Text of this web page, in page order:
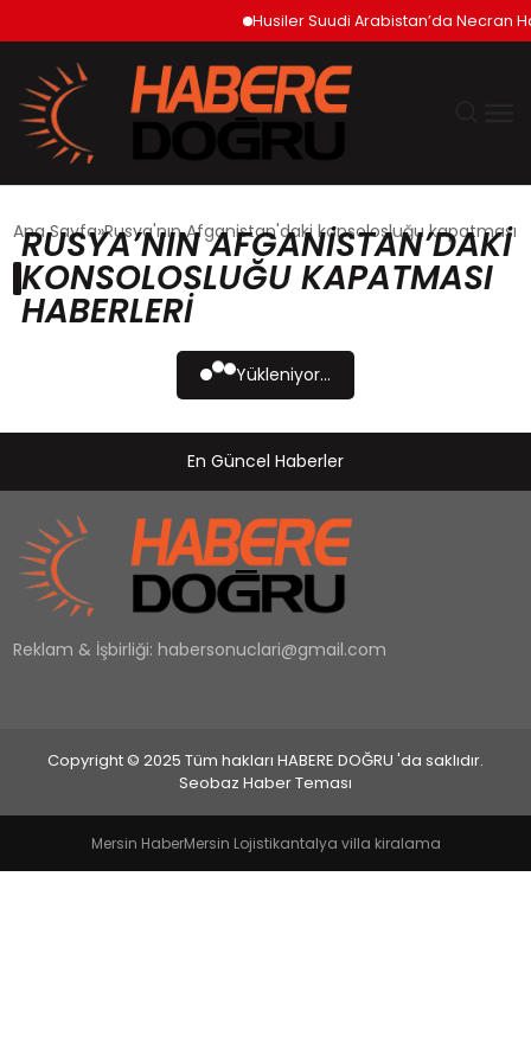
Husiler Suudi Arabistan’da Necran
EKONOMİ
SPOR
EĞİTİM
MAGAZİN
Ana Sayfa Rusya'nın Afganistan'daki konsolosluğu kapatması
RUSYA’NIN AFGANISTAN’DAKI
KONSOLOSLUĞU KAPATMASI
HABERLERI
Yükleniyor...
En Güncel Haberler
Reklam & İşbirliği: habersonuclari@gmail.com
Copyright © 2025 Tüm hakları HABERE DOĞRU 'da saklıdır.
Seobaz Haber Teması
Mersin HaberMersin Lojistikantalya villa kiralama